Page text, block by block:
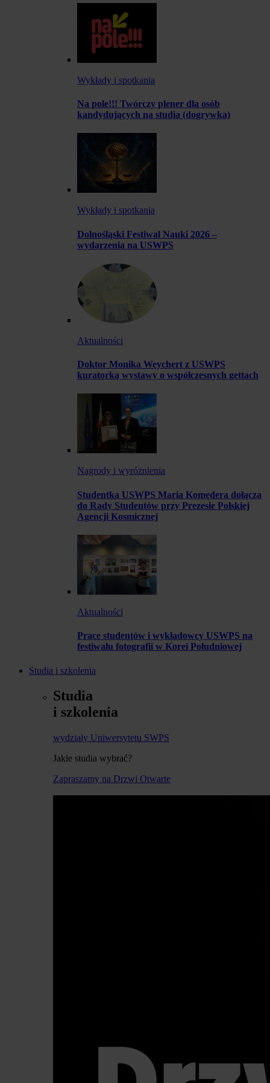
Wykłady i spotkania
Na pole!!! Twórczy plener dla osób
kandydujących na studia (dogrywka)
Wykłady i spotkania
Dolnośląski Festiwal Nauki 2026 –
wydarzenia na USWPS
Aktualności
Doktor Monika Weychert z USWPS
kuratorką wystawy o współczesnych gettach
Nagrody i wyróżnienia
Studentka USWPS Maria Komędera dołącza
do Rady Studentów przy Prezesie Polskiej
Agencji Kosmicznej
Aktualności
Prace studentów i wykładowcy USWPS na
festiwalu fotografii w Korei Południowej
Studia i szkolenia
Studia
i szkolenia
wydziały Uniwersytetu SWPS
Jakie studia wybrać?
Zapraszamy na Drzwi Otwarte